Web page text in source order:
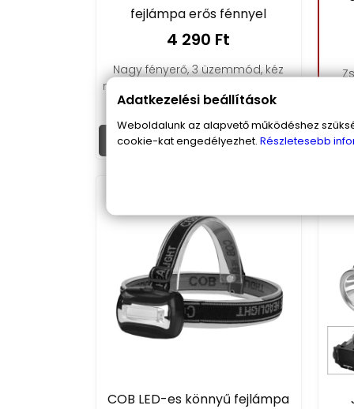
fejlámpa erős fénnyel
4 290 Ft
Nagy fényerő, 3 üzemmód, kéz
nélküli használat – az XML-T6 Cree
LED fejlámpa tökéletes társ
túrázáshoz és szereléshez.
Kosárba
COB LED-es könnyű fejlámpa
Adatkezelési beállítások
Weboldalunk az alapvető működéshez
cookie-kat engedélyezhet. Részletesebb